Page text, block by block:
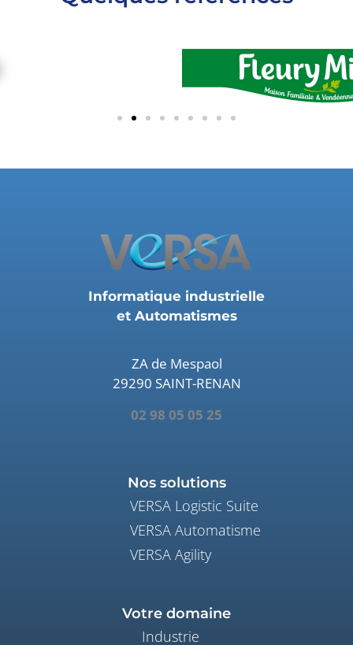
Informatique industrielle
et Automatismes
ZA de Mespaol
29290 SAINT-RENAN
02 98 05 05 25
Nos solutions
VERSA Logistic Suite
VERSA Automatisme
VERSA Agility
Votre domaine
Industrie